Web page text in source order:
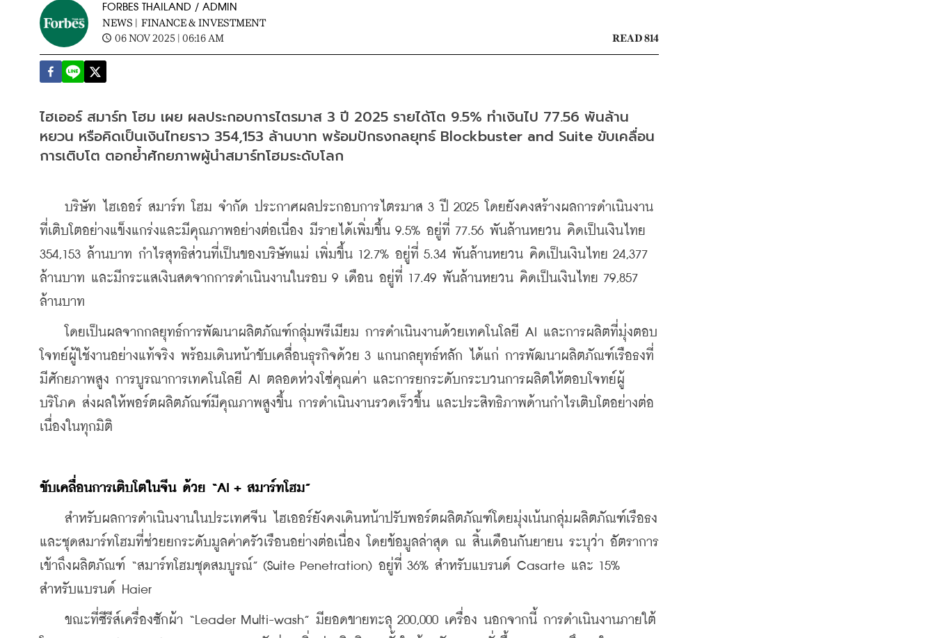
FORBES THAILAND / ADMIN
NEWS | FINANCE & INVESTMENT
06 NOV 2025 | 06:16 AM
READ 814
ไฮเออร์ สมาร์ท โฮม เผย ผลประกอบการไตรมาส 3 ปี 2025 รายได้โต 9.5% ทำเงินไป 77.56 พันล้าน
หยวน หรือคิดเป็นเงินไทยราว 354,153 ล้านบาท พร้อมปักธงกลยุทธ์ Blockbuster and Suite ขับเคลื่อน
การเติบโต ตอกย้ำศักยภาพผู้นำสมาร์ทโฮมระดับโลก
บริษัท ไฮเออร์ สมาร์ท โฮม จำกัด ประกาศผลประกอบการไตรมาส 3 ปี 2025 โดยยังคงสร้างผลการดำเนินงาน
ที่เติบโตอย่างแข็งแกร่งและมีคุณภาพอย่างต่อเนื่อง มีรายได้เพิ่มขึ้น 9.5% อยู่ที่ 77.56 พันล้านหยวน คิดเป็นเงินไทย
354,153 ล้านบาท กำไรสุทธิส่วนที่เป็นของบริษัทแม่ เพิ่มขึ้น 12.7% อยู่ที่ 5.34 พันล้านหยวน คิดเป็นเงินไทย 24,377
ล้านบาท และมีกระแสเงินสดจากการดำเนินงานในรอบ 9 เดือน อยู่ที่ 17.49 พันล้านหยวน คิดเป็นเงินไทย 79,857
ล้านบาท
โดยเป็นผลจากกลยุทธ์การพัฒนาผลิตภัณฑ์กลุ่มพรีเมียม การดำเนินงานด้วยเทคโนโลยี AI และการผลิตที่มุ่งตอบ
โจทย์ผู้ใช้งานอย่างแท้จริง พร้อมเดินหน้าขับเคลื่อนธุรกิจด้วย 3 แกนกลยุทธ์หลัก ได้แก่ การพัฒนาผลิตภัณฑ์เรือธงที่
มีศักยภาพสูง การบูรณาการเทคโนโลยี AI ตลอดห่วงโซ่คุณค่า และการยกระดับกระบวนการผลิตให้ตอบโจทย์ผู้
บริโภค ส่งผลให้พอร์ตผลิตภัณฑ์มีคุณภาพสูงขึ้น การดำเนินงานรวดเร็วขึ้น และประสิทธิภาพด้านกำไรเติบโตอย่างต่อ
เนื่องในทุกมิติ
ขับเคลื่อนการเติบโตในจีน ด้วย “AI + สมาร์ทโฮม”
สำหรับผลการดำเนินงานในประเทศจีน ไฮเออร์ยังคงเดินหน้าปรับพอร์ตผลิตภัณฑ์โดยมุ่งเน้นกลุ่มผลิตภัณฑ์เรือธง
และชุดสมาร์ทโฮมที่ช่วยยกระดับมูลค่าครัวเรือนอย่างต่อเนื่อง โดยข้อมูลล่าสุด ณ สิ้นเดือนกันยายน ระบุว่า อัตราการ
เข้าถึงผลิตภัณฑ์ “สมาร์ทโฮมชุดสมบูรณ์” (Suite Penetration) อยู่ที่ 36% สำหรับแบรนด์ Casarte และ 15%
สำหรับแบรนด์ Haier
ขณะที่ซีรีส์เครื่องซักผ้า “Leader Multi-wash” มียอดขายทะลุ 200,000 เครื่อง นอกจากนี้ การดำเนินงานภายใต้